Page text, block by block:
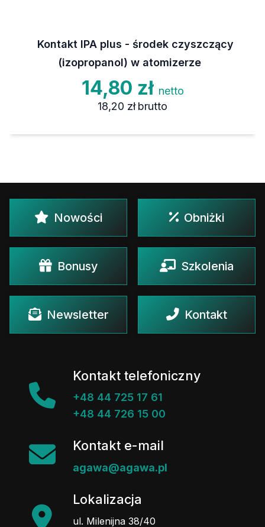
Kontakt IPA plus - środek czyszczący
(izopropanol) w atomizerze
14,80 zł netto
18,20 zł brutto
Nowości Obniżki
Bonusy Szkolenia
Newsletter Kontakt
Kontakt telefoniczny
+48 44 725 17 61
+48 44 726 15 00
Kontakt e-mail
agawa@agawa.pl
Lokalizacja
ul. Milenijna 38/40